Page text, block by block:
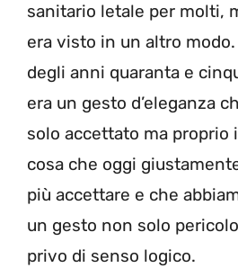
sanitario letale per molti,
era visto in un altro
degli anni quaranta e
era un gesto d’eleganza
solo accettato ma proprio
cosa che oggi
più accettare e che
un gesto non solo
privo di senso logico.